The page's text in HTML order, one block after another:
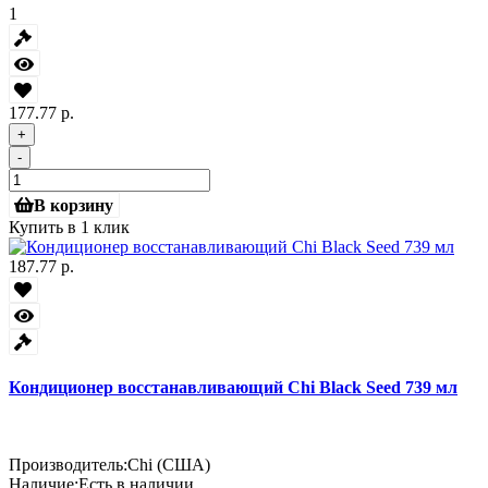
1
177.77 р.
+
-
В корзину
Купить в 1 клик
187.77 р.
Кондиционер восстанавливающий Chi Black Seed 739 мл
Производитель:Chi (США)